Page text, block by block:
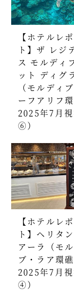
【ホテルレ
ト】ザ レジ
ス モルディ
ット ディグ
（モルディ
ーフアリフ
2025年7月
⑥）
【ホテルレ
ト】ヘリタ
アーラ（モ
ブ・ラア環
2025年7月
④）